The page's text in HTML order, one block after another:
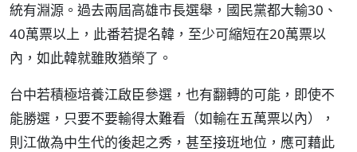
統有淵源。過去兩屆高雄市長選舉，國民黨都大輸30、
40萬票以上，此番若提名韓，至少可縮短在20萬票以
內，如此韓就雖敗猶榮了。
台中若積極培養江啟臣參選，也有翻轉的可能，即使不
能勝選，只要不要輸得太難看（如輸在五萬票以內），
則江做為中生代的後起之秀，甚至接班地位，應可藉此